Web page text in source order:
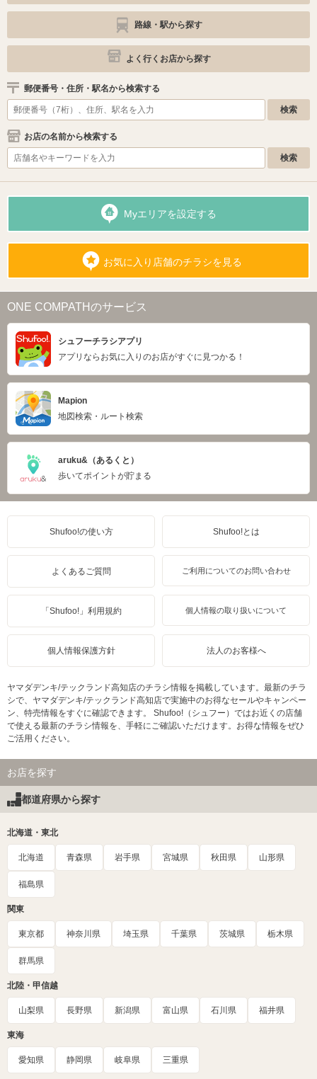
路線・駅から探す
よく行くお店から探す
郵便番号・住所・駅名から検索する
お店の名前から検索する
Myエリアを設定する
お気に入り店舗のチラシを見る
ONE COMPATHのサービス
シュフーチラシアプリ
アプリならお気に入りのお店がすぐに見つかる！
Mapion
地図検索・ルート検索
aruku&（あるくと）
歩いてポイントが貯まる
Shufoo!の使い方 Shufoo!とは
よくあるご質問 ご利用についてのお問い合わせ
「Shufoo!」利用規約 個人情報の取り扱いについて
個人情報保護方針 法人のお客様へ
ヤマダデンキ/テックランド高知店のチラシ情報を掲載しています。最新のチラ
シで、ヤマダデンキ/テックランド高知店で実施中のお得なセールやキャンペー
ン、特売情報をすぐに確認できます。 Shufoo!（シュフー）ではお近くの店舗
で使える最新のチラシ情報を、手軽にご確認いただけます。お得な情報をぜひ
ご活用ください。
お店を探す
都道府県から探す
北海道・東北
北海道 青森県 岩手県 宮城県 秋田県 山形県
福島県
関東
東京都 神奈川県 埼玉県 千葉県 茨城県 栃木県
群馬県
北陸・甲信越
山梨県 長野県 新潟県 富山県 石川県 福井県
東海
愛知県 静岡県 岐阜県 三重県